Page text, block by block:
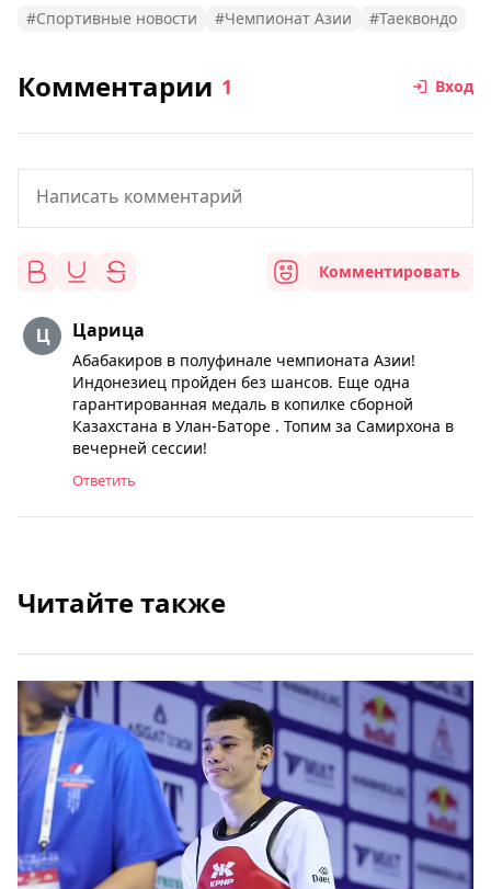
#Спортивные новости #Чемпионат Азии #Таеквондо
Комментарии 1 Вход
Комментировать
Царица
Абабакиров в полуфинале чемпионата Азии!
Индонезиец пройден без шансов. Еще одна
гарантированная медаль в копилке сборной
Казахстана в Улан-Баторе . Топим за Самирхона в
вечерней сессии!
Ответить
Читайте также